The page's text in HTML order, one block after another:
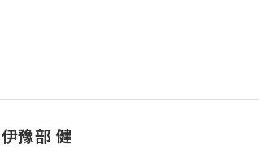
伊豫部 健